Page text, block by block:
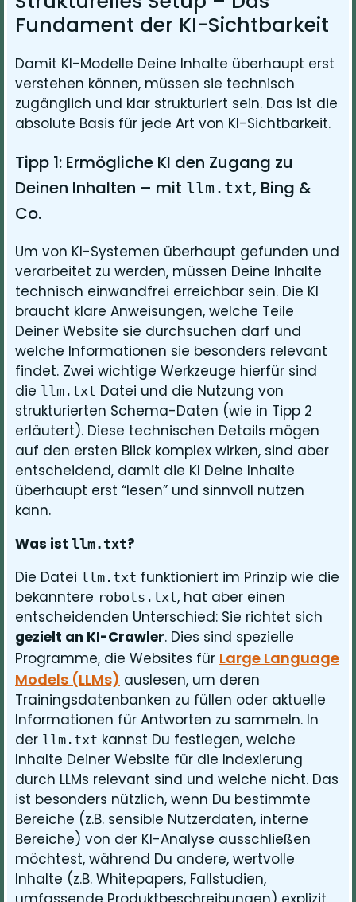
Fundament der KI-Sichtbarkeit
Damit KI-Modelle Deine Inhalte überhaupt erst
verstehen können, müssen sie technisch
zugänglich und klar strukturiert sein. Das ist die
absolute Basis für jede Art von KI-Sichtbarkeit.
Tipp 1: Ermögliche KI den Zugang zu
Deinen Inhalten – mit llm.txt, Bing &
Co.
Um von KI-Systemen überhaupt gefunden und
verarbeitet zu werden, müssen Deine Inhalte
technisch einwandfrei erreichbar sein. Die KI
braucht klare Anweisungen, welche Teile
Deiner Website sie durchsuchen darf und
welche Informationen sie besonders relevant
findet. Zwei wichtige Werkzeuge hierfür sind
die llm.txt Datei und die Nutzung von
strukturierten Schema-Daten (wie in Tipp 2
erläutert). Diese technischen Details mögen
auf den ersten Blick komplex wirken, sind aber
entscheidend, damit die KI Deine Inhalte
überhaupt erst “lesen” und sinnvoll nutzen
kann.
Was ist llm.txt?
Die Datei llm.txt funktioniert im Prinzip wie die
bekanntere robots.txt, hat aber einen
entscheidenden Unterschied: Sie richtet sich
gezielt an KI-Crawler. Dies sind spezielle
Programme, die Websites für Large Language
Models (LLMs) auslesen, um deren
Trainingsdatenbanken zu füllen oder aktuelle
Informationen für Antworten zu sammeln. In
der llm.txt kannst Du festlegen, welche
Inhalte Deiner Website für die Indexierung
durch LLMs relevant sind und welche nicht. Das
ist besonders nützlich, wenn Du bestimmte
Bereiche (z.B. sensible Nutzerdaten, interne
Bereiche) von der KI-Analyse ausschließen
möchtest, während Du andere, wertvolle
Inhalte (z.B. Whitepapers, Fallstudien,